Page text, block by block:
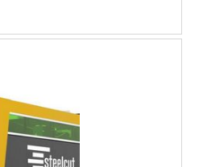
do processo e a
final dentro das mais